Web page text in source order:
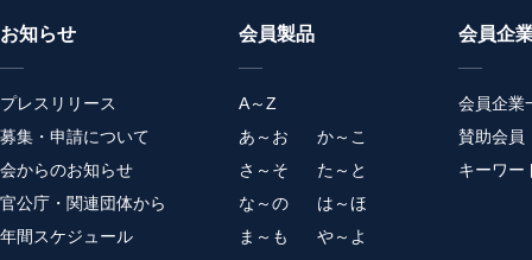
お知らせ
プレスリリース
募集・申請について
会からのお知らせ
官公庁・関連団体から
年間スケジュール
会員製品
A～Z
あ～お
か～こ
さ～そ
た～と
な～の
は～ほ
ま～も
や～よ
会員企
会員企業
賛助会員
キーワー